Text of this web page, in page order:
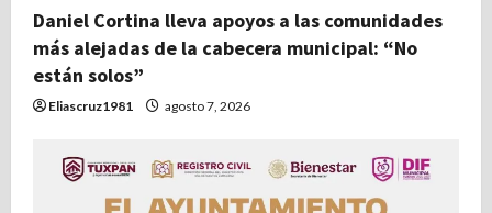
t
r
a
Daniel Cortina lleva apoyos a las comunidades
más alejadas de la cabecera municipal: “No
están solos”
Eliascruz1981 agosto 7, 2026